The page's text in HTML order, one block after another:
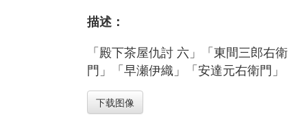
描述：
「殿下茶屋仇討 六」「東間三郎右衛
門」「早瀬伊織」「安達元右衛門」
下载图像